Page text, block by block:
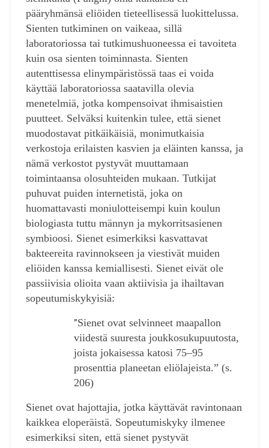
pääryhmänsä eliöiden tieteellisessä luokittelussa.
Sienten tutkiminen on vaikeaa, sillä
laboratoriossa tai tutkimushuoneessa ei tavoiteta
kuin osa sienten toiminnasta. Sienten
autenttisessa elinympäristössä taas ei voida
käyttää laboratoriossa saatavilla olevia
menetelmiä, jotka kompensoivat ihmisaistien
puutteet. Selväksi kuitenkin tulee, että sienet
muodostavat pitkäikäisiä, monimutkaisia
verkostoja erilaisten kasvien ja eläinten kanssa, ja
nämä verkostot pystyvät muuttamaan
toimintaansa olosuhteiden mukaan. Tutkijat
puhuvat puiden internetistä, joka on
huomattavasti moniulotteisempi kuin koulun
biologiasta tuttu männyn ja mykorritsasienen
symbioosi. Sienet esimerkiksi kasvattavat
bakteereita ravinnokseen ja viestivät muiden
eliöiden kanssa kemiallisesti. Sienet eivät ole
passiivisia olioita vaan aktiivisia ja ihailtavan
sopeutumiskykyisiä:
”Sienet ovat selvinneet maapallon
viidestä suuresta joukkosukupuutosta,
joista jokaisessa katosi 75–95
prosenttia planeetan eliölajeista.” (s.
206)
Sienet ovat hajottajia, jotka käyttävät ravintonaan
kaikkea eloperäistä. Sopeutumiskyky ilmenee
esimerkiksi siten, että sienet pystyvät